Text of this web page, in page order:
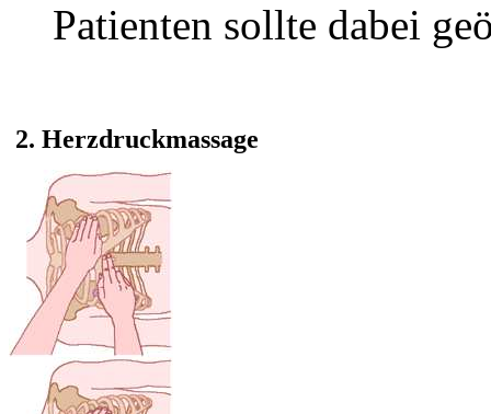
Patienten sollte dabei
2. Herzdruckmassage